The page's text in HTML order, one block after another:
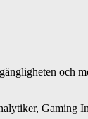
och
Gaming